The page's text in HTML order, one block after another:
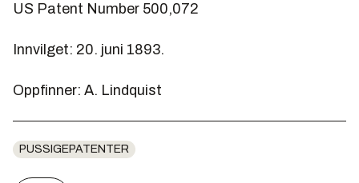
US Patent Number 500,072
Innvilget: 20. juni 1893.
Oppfinner: A. Lindquist
PUSSIGEPATENTER